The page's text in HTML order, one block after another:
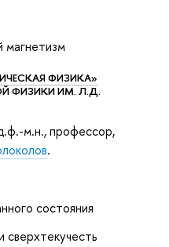
магнетизм
ФИЗИКА»
ФИЗИКИ ИМ. Л.Д.
м.н., профессор,
.
состояния
сверхтекучесть